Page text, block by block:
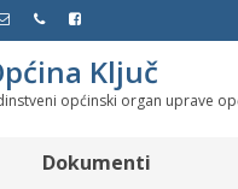
Ključ
općinski organ uprave
Dokumenti